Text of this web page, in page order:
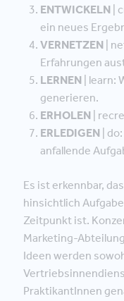
ENTWICKELN |
ein neues
VERNETZEN |
Erfahrungen
LERNEN | learn:
generieren.
ERHOLEN |
ERLEDIGEN |
anfallende
Es ist erkennbar,
hinsichtlich
Zeitpunkt ist.
Marketing-
Ideen werden
PraktikantInnen